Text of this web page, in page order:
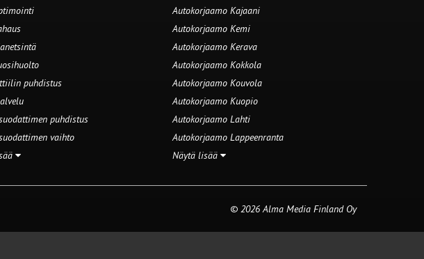
puhdistus
puhdistus
vaihto
Autokorjaamo Kajaani
Autokorjaamo Kemi
Autokorjaamo Kerava
Autokorjaamo Kokkola
Autokorjaamo Kouvola
Autokorjaamo Kuopio
Autokorjaamo Lahti
Autokorjaamo Lappeenranta
Näytä lisää
© 2026 Alma Media Finland Oy